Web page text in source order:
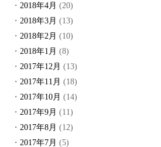
2018年4月 (20)
2018年3月 (13)
2018年2月 (10)
2018年1月 (8)
2017年12月 (13)
2017年11月 (18)
2017年10月 (14)
2017年9月 (11)
2017年8月 (12)
2017年7月 (5)